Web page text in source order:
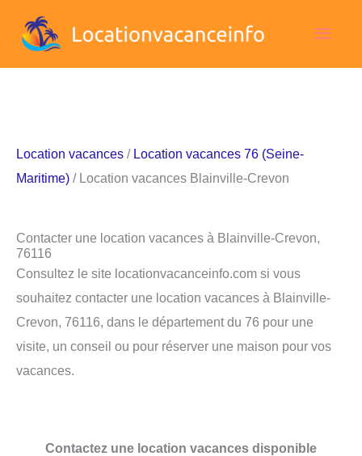
Location vacances / Location vacances 76 (Seine-
Maritime) / Location vacances Blainville-Crevon
Contacter une location vacances à Blainville-Crevon,
76116
Consultez le site locationvacanceinfo.com si vous
souhaitez contacter une location vacances à Blainville-
Crevon, 76116, dans le département du 76 pour une
visite, un conseil ou pour réserver une maison pour vos
vacances.
Contactez une location vacances disponible